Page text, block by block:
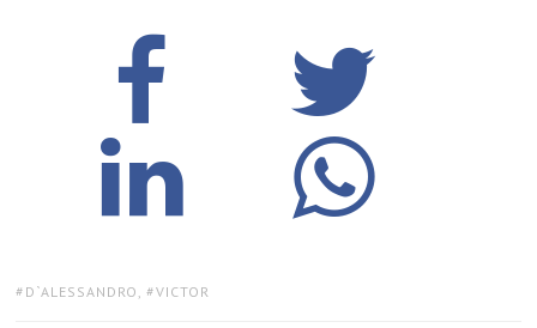
TAGS:
D`ALESSANDRO , VICTOR